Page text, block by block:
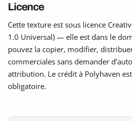
Licence
Cette texture est sous licence
1.0 Universal) — elle est dans le
pouvez la copier, modifier,
commerciales sans demander
attribution. Le crédit à Polyhaven
obligatoire.